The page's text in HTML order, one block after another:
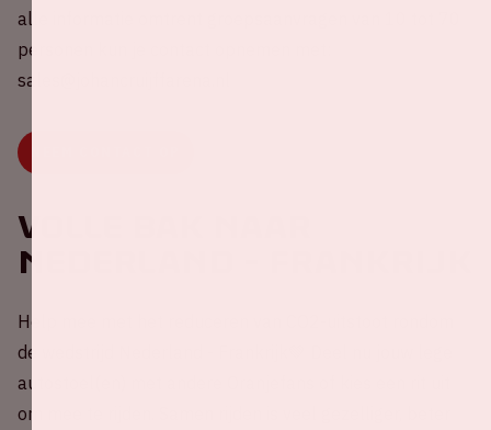
alle informatie omtrent groepsaanvragen van 10 tot 70
personen kun je contact opnemen met:
sales@johancruijffarena.nl
Volle Bak naar
Nederland - Frankrijk
Help mee met het reduceren van CO2-uitstoot rondom
de wedstrijd Nederland - Frankrijk💚 Deel nu jouw lege
autostoel(en) met andere Oranjefans of kies een rit uit
om mee te rijden. Samen rijden is veel gezelliger, beter